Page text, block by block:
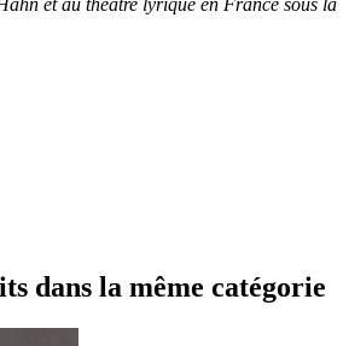
dans la même catégorie